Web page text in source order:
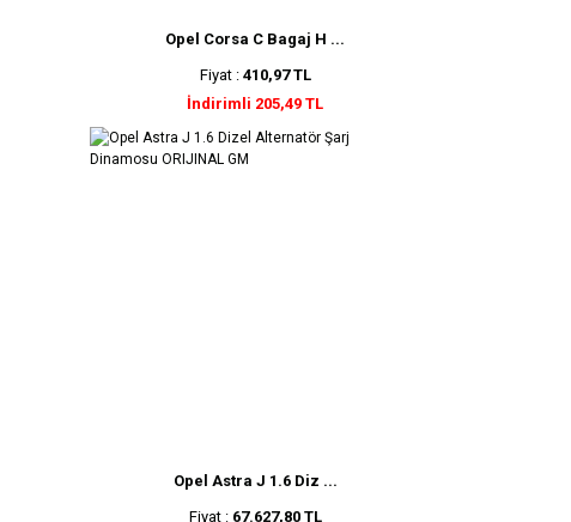
Opel Corsa C Bagaj H ...
Fiyat : 410,97 TL
İndirimli 205,49 TL
Opel Astra J 1.6 Diz ...
Fiyat : 67.627,80 TL